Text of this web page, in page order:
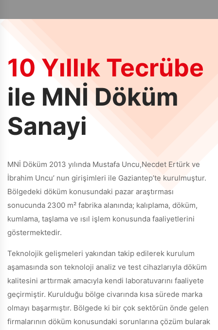
10 Yıllık Tecrübe
ile MNİ Döküm
Sanayi
MNİ Döküm 2013 yılında Mustafa Uncu,Necdet Ertürk ve
İbrahim Uncu’ nun girişimleri ile Gaziantep’te kurulmuştur.
Bölgedeki döküm konusundaki pazar araştırması
sonucunda 2300 m² fabrika alanında; kalıplama, döküm,
kumlama, taşlama ve ısıl işlem konusunda faaliyetlerini
göstermektedir.
Teknolojik gelişmeleri yakından takip edilerek kurulum
aşamasında son teknoloji analiz ve test cihazlarıyla döküm
kalitesini arttırmak amacıyla kendi laboratuvarını faaliyete
geçirmiştir. Kurulduğu bölge civarında kısa sürede marka
olmayı başarmıştır. Bölgede ki bir çok sektörün önde gelen
firmalarının döküm konusundaki sorunlarına çözüm bularak